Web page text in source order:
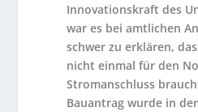
Innovationskraft des
war es bei amtlichen
schwer zu erklären,
nicht einmal für den
Stromanschluss
Bauantrag wurde in